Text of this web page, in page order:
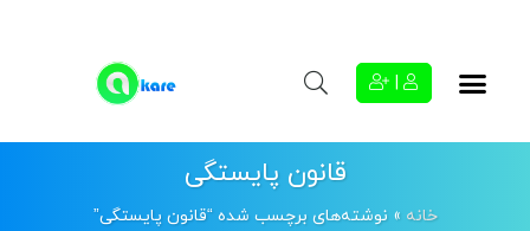
قانون پایستگی
خانه » نوشته‌های برچسب شده “قانون پایستگی”